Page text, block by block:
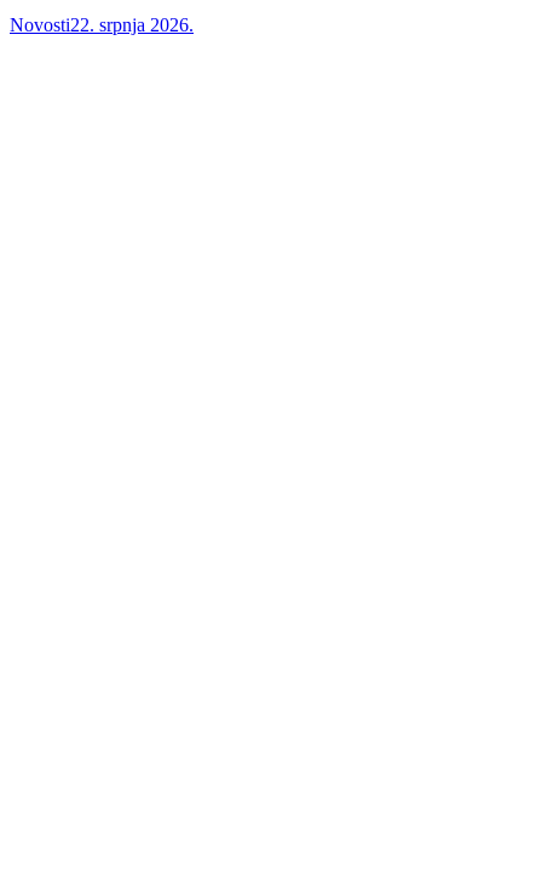
Novosti22. srpnja 2026.